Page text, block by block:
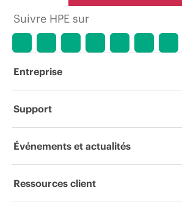
Suivre HPE sur
Entreprise
À propos de HPE
Responsabilité d’entreprise
Support
Services d’assistance opérationnelle (OSS)
Événements et actualités
Événements
Ressources client